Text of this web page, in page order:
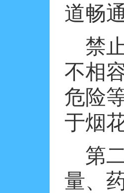
道畅
禁
不相
危险
于烟
第
量、